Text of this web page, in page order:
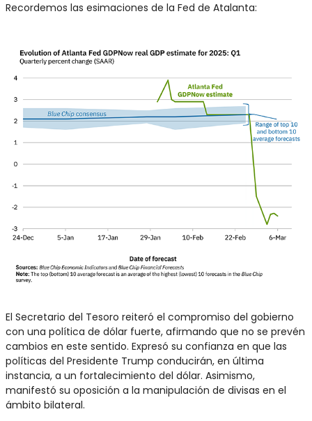
Recordemos las esimaciones de la Fed de Atalanta:
El Secretario del Tesoro reiteró el compromiso del gobierno
con una política de dólar fuerte, afirmando que no se prevén
cambios en este sentido. Expresó su confianza en que las
políticas del Presidente Trump conducirán, en última
instancia, a un fortalecimiento del dólar. Asimismo,
manifestó su oposición a la manipulación de divisas en el
ámbito bilateral.